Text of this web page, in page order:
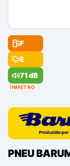
F
E
71 dB
INMETRO
PNEU